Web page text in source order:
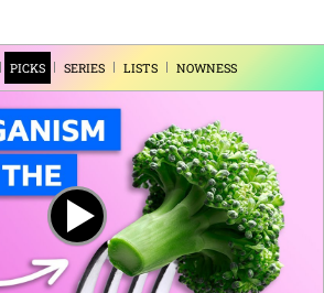
PICKS SERIES LISTS NOWNESS
Play